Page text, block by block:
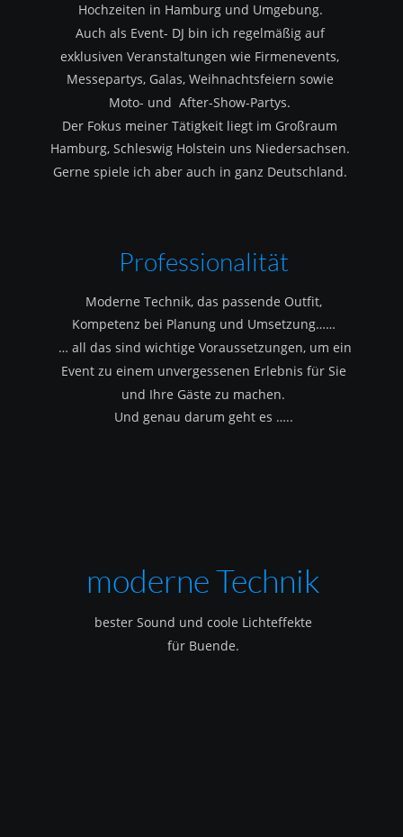
Hochzeiten in Hamburg und Umgebung.
Auch als Event- DJ bin ich regelmäßig auf
exklusiven Veranstaltungen wie Firmenevents,
Messepartys, Galas, Weihnachtsfeiern sowie
Moto- und  After-Show-Partys.
Der Fokus meiner Tätigkeit liegt im Großraum
Hamburg, Schleswig Holstein uns Niedersachsen.
Gerne spiele ich aber auch in ganz Deutschland.
Professionalität
Moderne Technik, das passende Outfit,
Kompetenz bei Planung und Umsetzung……
… all das sind wichtige Voraussetzungen, um ein
Event zu einem unvergessenen Erlebnis für Sie
und Ihre Gäste zu machen.
Und genau darum geht es …..
moderne Technik
bester Sound und coole Lichteffekte
für Buende.